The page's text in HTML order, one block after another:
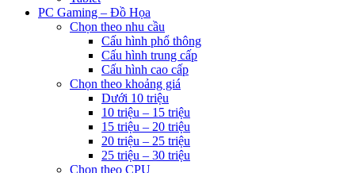
PC Gaming – Đồ Họa
Chọn theo nhu cầu
Cấu hình phổ thông
Cấu hình trung cấp
Cấu hình cao cấp
Chọn theo khoảng giá
Dưới 10 triệu
10 triệu – 15 triệu
15 triệu – 20 triệu
20 triệu – 25 triệu
25 triệu – 30 triệu
Chọn theo CPU